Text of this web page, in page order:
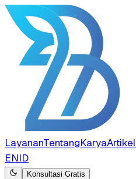
LayananTentangKaryaArtikel
ENID
Konsultasi Gratis